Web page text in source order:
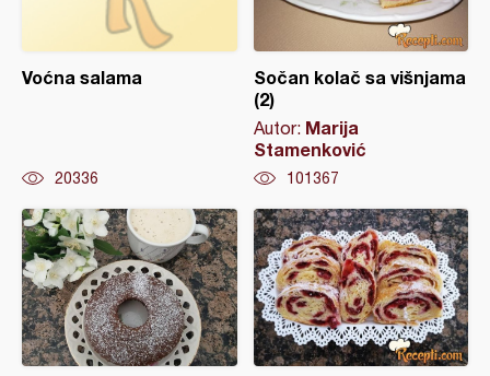
Voćna salama
20336
Sočan kolač sa višnjama
(2)
Autor: Marija
Stamenković
101367